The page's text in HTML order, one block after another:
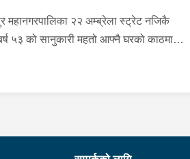
महानगरपालिका २२ अम्ब्रेला स्ट्रेट नजिकै
५३ को सानुकारी महतो आफ्नै घरको काठमा